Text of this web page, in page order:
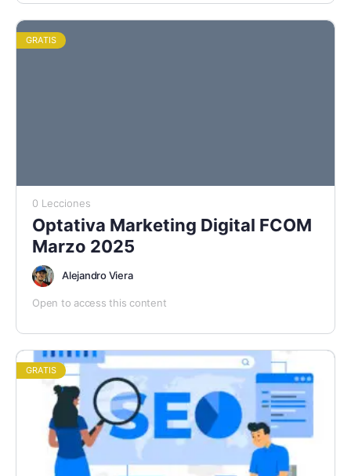
GRATIS
0 Lecciones
Optativa Marketing Digital FCOM
Marzo 2025
Alejandro Viera
Open to access this content
GRATIS